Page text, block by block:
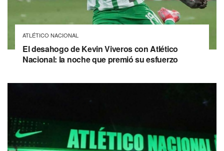
ATLÉTICO NACIONAL
El desahogo de Kevin Viveros con Atlético
Nacional: la noche que premió su esfuerzo